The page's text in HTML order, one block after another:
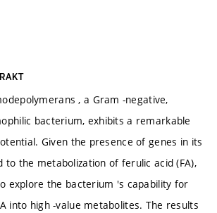
, a Gram -negative,
bacterium, exhibits a remarkable
Given the presence of genes in its
to the metabolization of ferulic acid (FA),
explore the bacterium 's capability for
into high -value metabolites. The results